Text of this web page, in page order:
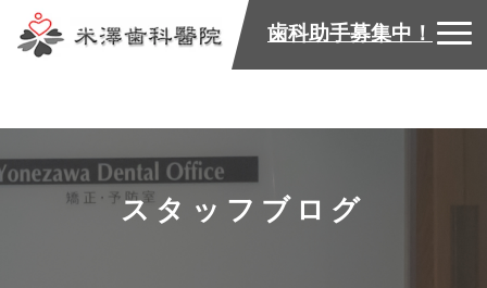
歯科助手募集中！
スタッフブログ